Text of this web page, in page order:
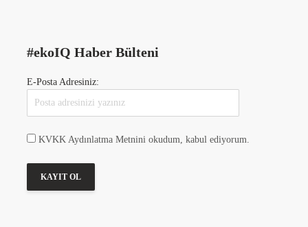
#ekoIQ Haber Bülteni
E-Posta Adresiniz:
KVKK Aydınlatma Metnini okudum, kabul ediyorum.